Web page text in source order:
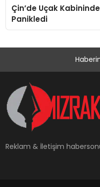
Çin’de Uçak
Panikledi
Reklam & İletişim